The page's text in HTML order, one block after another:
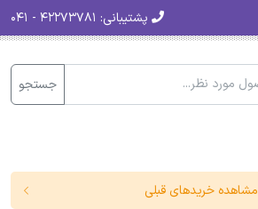
پشتیبانی:
جستجو
مشاهده خریدهای قبلی